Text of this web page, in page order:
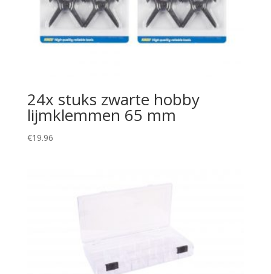
24x stuks zwarte hobby
lijmklemmen 65 mm
€19.96